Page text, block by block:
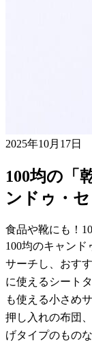
2025年10月17日
100均の「
ンドゥ・
食品や靴にも！
100均のキャンド
サーチし、おす
に使えるシート
も使える小さめ
押し入れの布団
げタイプのもの